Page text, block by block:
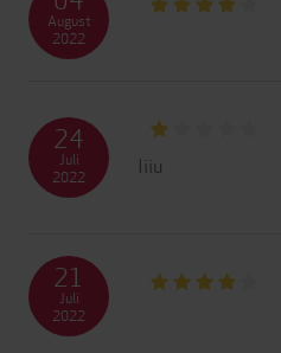
August
2022
Iiiu
24
Juli
2022
21
Juli
2022